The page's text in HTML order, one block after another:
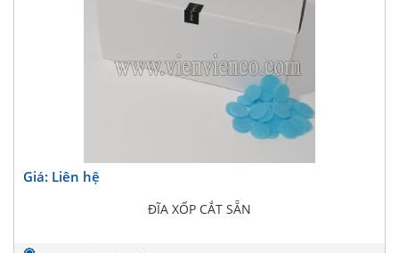
Giá: Liên hệ
ĐĨA XỐP CẮT SẴN